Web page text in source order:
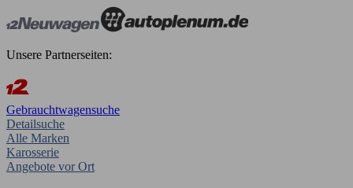
Unsere Partnerseiten:
Gebrauchtwagensuche
Detailsuche
Alle Marken
Karosserie
Angebote vor Ort